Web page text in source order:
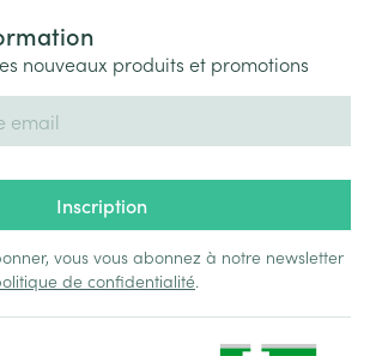
nouveaux produits et promotions
Inscription
vous vous abonnez à notre newsletter
de confidentialité.